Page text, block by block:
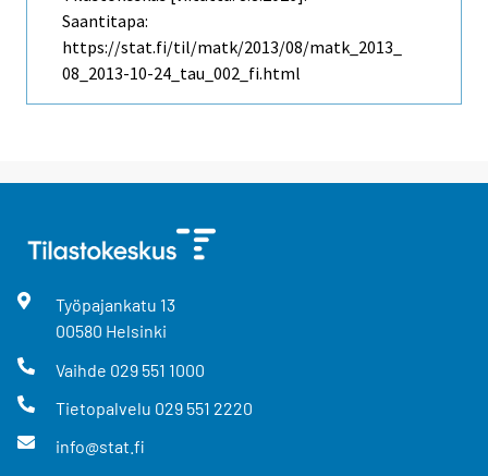
Saantitapa:
https://stat.fi/til/matk/2013/08/matk_2013_
08_2013-10-24_tau_002_fi.html
Työpajankatu 13
00580 Helsinki
Vaihde 029 551 1000
Tietopalvelu 029 551 2220
info@stat.fi